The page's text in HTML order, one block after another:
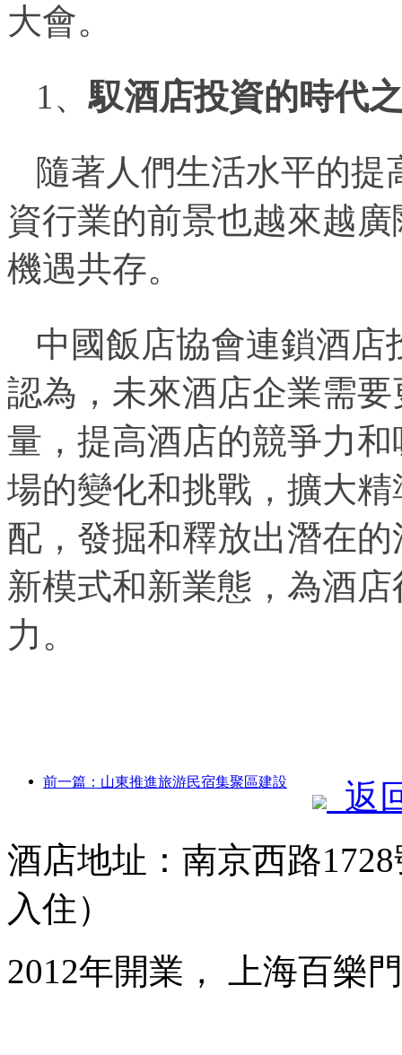
大會。
1、馭酒店投資的時代
隨著人們生活水平的提
資行業的前景也越來越
機遇共存。
中國飯店協會連鎖酒
認為，未來酒店企業需
量，提高酒店的競爭力
場的變化和挑戰，擴大
配，發掘和釋放出潛在
新模式和新業態，為酒
力。
前一篇：山東推進旅游民宿集聚區建設
返
酒店地址：南京西路
入住）
2012年開業， 上海百